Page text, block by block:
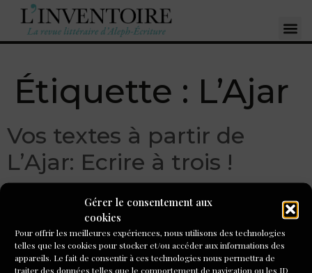
Gérer le consentement aux
cookies
Pour offrir les meilleures expériences, nous utilisons des technologies
telles que les cookies pour stocker et/ou accéder aux informations des
appareils. Le fait de consentir à ces technologies nous permettra de
traiter des données telles que le comportement de navigation ou les ID
Étiquette : L’Ajar
Vos textes à partir de
L’Ajar: Ecrire à trois !
Écrire à trois ! (à partir de l’ouvrage collaboratif du
groupe L’AJAR, Vivre près des tilleuls (Flammarion, 2016).
S'inscrire à la newsletter